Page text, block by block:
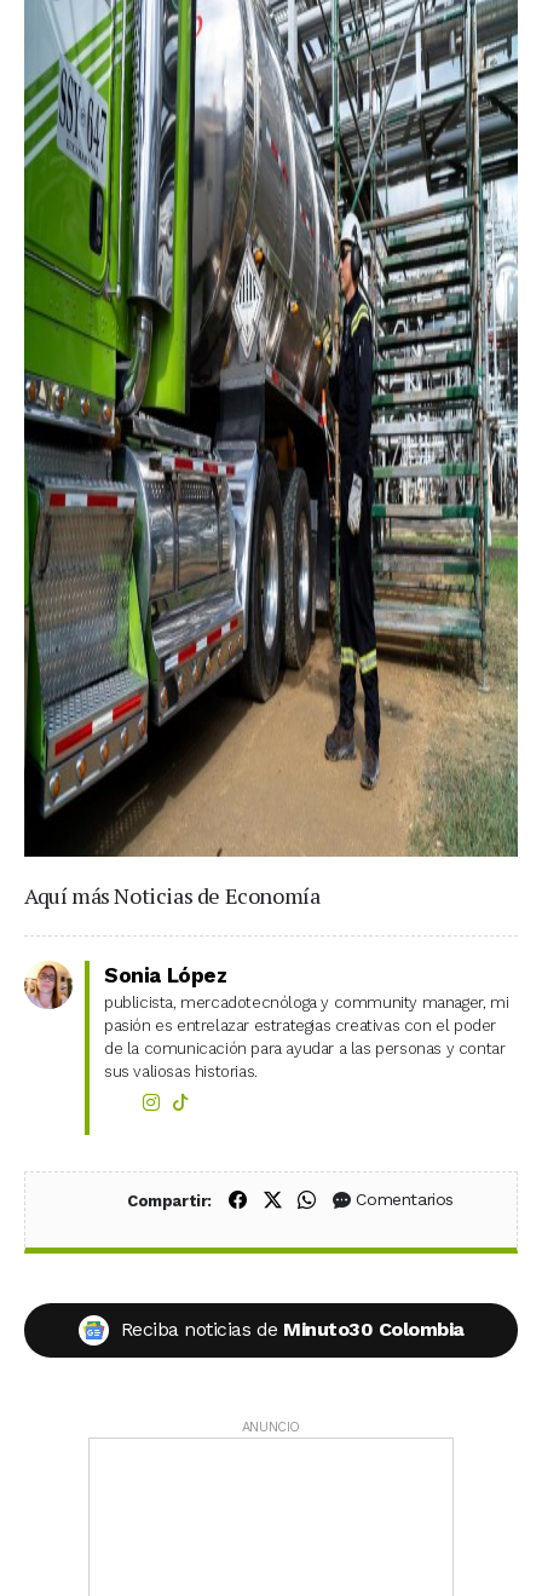
Aquí más Noticias de Economía
Sonia López
publicista, mercadotecnóloga y community manager, mi
pasión es entrelazar estrategias creativas con el poder
de la comunicación para ayudar a las personas y contar
sus valiosas historias.
Compartir: Compartir en Facebook
Compartir en X (Twitter)
Compartir en WhatsApp
Comentarios
Reciba noticias de Minuto30 Colombia
ANUNCIO